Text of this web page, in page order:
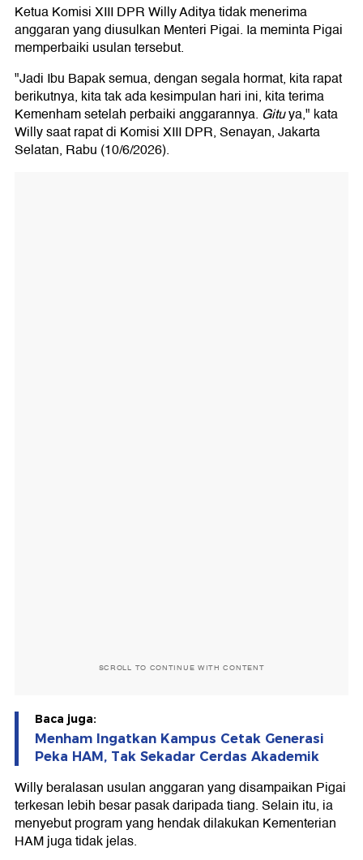
Ketua Komisi XIII DPR Willy Aditya tidak menerima
anggaran yang diusulkan Menteri Pigai. Ia meminta Pigai
memperbaiki usulan tersebut.
"Jadi Ibu Bapak semua, dengan segala hormat, kita rapat
berikutnya, kita tak ada kesimpulan hari ini, kita terima
Kemenham setelah perbaiki anggarannya. Gituya," kata
Willy saat rapat di Komisi XIII DPR, Senayan, Jakarta
Selatan, Rabu (10/6/2026).
SCROLL TO CONTINUE WITH CONTENT
Baca juga:
Menham Ingatkan Kampus Cetak Generasi
Peka HAM, Tak Sekadar Cerdas Akademik
Willy beralasan usulan anggaran yang disampaikan Pigai
terkesan lebih besar pasak daripada tiang. Selain itu, ia
menyebut program yang hendak dilakukan Kementerian
HAM juga tidak jelas.